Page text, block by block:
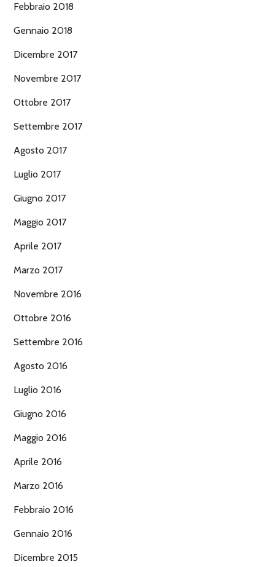
Febbraio 2018
Gennaio 2018
Dicembre 2017
Novembre 2017
Ottobre 2017
Settembre 2017
Agosto 2017
Luglio 2017
Giugno 2017
Maggio 2017
Aprile 2017
Marzo 2017
Novembre 2016
Ottobre 2016
Settembre 2016
Agosto 2016
Luglio 2016
Giugno 2016
Maggio 2016
Aprile 2016
Marzo 2016
Febbraio 2016
Gennaio 2016
Dicembre 2015